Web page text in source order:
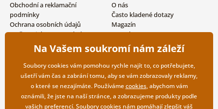
Obchodní a reklamační
podmínky
Ochrana osobních údajů
Možnosti dopravy a platby
Vrácení zboží
O nás
Často kladené dotazy
Magazín
Kontakty
Velkoobchodní spolupráce
Na Vašem soukromí nám záleží
Soubory cookies vám pomohou rychle najít to, co potřebujete,
ušetří vám čas a zabrání tomu, aby se vám zobrazovaly reklamy,
o které se nezajímáte. Používámecookies, abychom vám
oznámili, že jste na naší stránce, a zobrazujeme produkty podle
vašich preferencí. Soubory cookies nám pomáhají zlepšit váš